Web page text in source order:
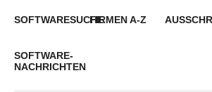
SOFTWARESUCHEFIRMEN A-Z
SOFTWARE-
NACHRICHTEN